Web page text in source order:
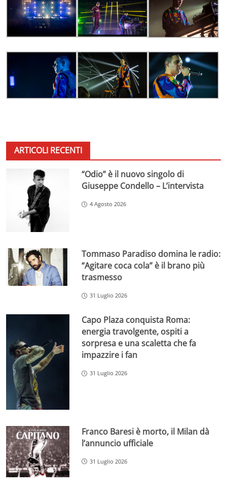
ARTICOLI RECENTI
“Odio” è il nuovo singolo di
Giuseppe Condello – L’intervista
4 Agosto 2026
Tommaso Paradiso domina le radio:
“Agitare coca cola” è il brano più
trasmesso
31 Luglio 2026
Capo Plaza conquista Roma:
energia travolgente, ospiti a
sorpresa e una scaletta che fa
impazzire i fan
31 Luglio 2026
Franco Baresi è morto, il Milan dà
l’annuncio ufficiale
31 Luglio 2026